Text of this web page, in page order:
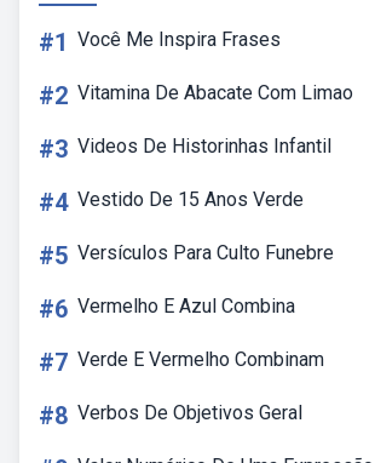
#1 Você Me Inspira Frases
#2 Vitamina De Abacate Com Limao
#3 Videos De Historinhas Infantil
#4 Vestido De 15 Anos Verde
#5 Versículos Para Culto Funebre
#6 Vermelho E Azul Combina
#7 Verde E Vermelho Combinam
#8 Verbos De Objetivos Geral